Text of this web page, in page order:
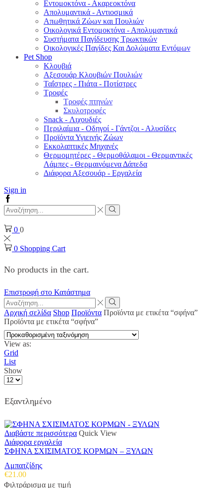
Εντομοκτόνα - Ακαρεοκτόνα
Απολυμαντικά - Αντιοσμικά
Απωθητικά Ζώων και Πουλιών
Οικολογικά Εντομοκτόνα - Απολυμαντικά
Συστήματα Παγίδευσης Τρωκτικών
Οικολογικές Παγίδες Και Δολώματα Εντόμων
Pet Shop
Κλουβιά
Αξεσουάρ Κλουβιών Πουλιών
Ταΐστρες - Πιάτα - Ποτίστρες
Τροφές
Τροφές πτηνών
Σκυλοτροφές
Snack - Λιχουδιές
Περιλαίμια - Οδηγοί - Γάντζοι - Αλυσίδες
Προϊόντα Υγιεινής Ζώων
Εκκολαπτικές Μηχανές
Θερμομητέρες - Θερμοθάλαμοι - Θερμαντικές
Λάμπες - Θερμαινόμενα Δάπεδα
Διάφορα Αξεσουάρ - Εργαλεία
Sign in
Facebook
Search
input
Search
0 0
0 Shopping Cart
No products in the cart.
Επιστροφή στο Κατάστημα
Search
input
Search
Αρχική σελίδα Shop Προϊόντα Προϊόντα με ετικέτα “σφήνα”
Προϊόντα με ετικέτα “σφήνα”
View as:
Grid
List
Show
Products
page
Εξαντλημένο
Διαβάστε περισσότερα Quick View
Διάφορα εργαλεία
ΣΦΗΝΑ ΣΧΙΣΙΜΑΤΟΣ ΚΟΡΜΩΝ – ΞΥΛΩΝ
Αμπατζίδης
€21.00
Φιλτράρισμα με τιμή